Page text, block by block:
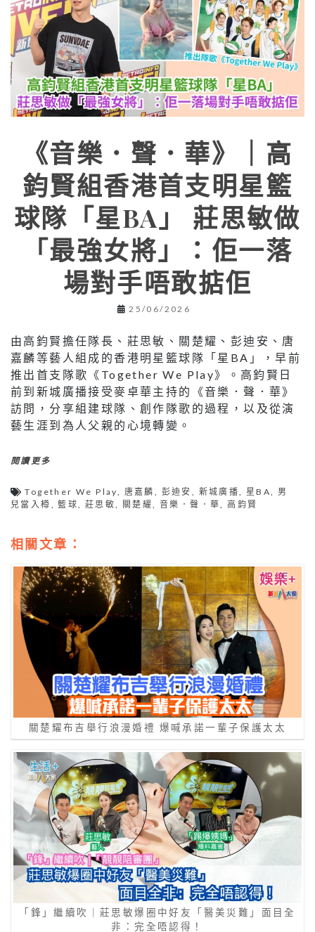
《音樂．聲．華》｜高
鈞賢組香港首支明星籃
球隊「星BA」 莊思敏做
「最強女將」：佢一落
場對手唔敢掂佢
25/06/2026
由高鈞賢擔任隊長、莊思敏、關楚耀、彭迪安、唐
嘉麟等藝人組成的香港明星籃球隊「星BA」，早前
推出首支隊歌《Together We Play》。高鈞賢日
前到新城廣播接受麥卓華主持的《音樂．聲．華》
訪問，分享組建球隊、創作隊歌的過程，以及從演
藝生涯到為人父親的心境轉變。
閱讀更多
Together We Play, 唐嘉麟 , 彭迪安 , 新城廣播,星BA, 男
兒當入樽 ,籃球,莊思敏, 關楚耀,音樂．聲．華,高鈞賢
相關文章：
關楚耀布吉舉行浪漫婚禮 爆喊承諾一輩子保護太太
「鋒」繼續吹｜莊思敏爆圈中好友「醫美災難」面目全
非：完全唔認得！